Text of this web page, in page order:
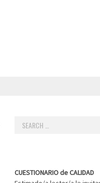
Search
for:
CUESTIONARIO de CALIDAD